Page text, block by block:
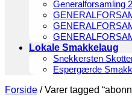
Generalforsamling
Lokale Smakkelaug
Snekkersten
Espergærde
Forside /Varer tagged